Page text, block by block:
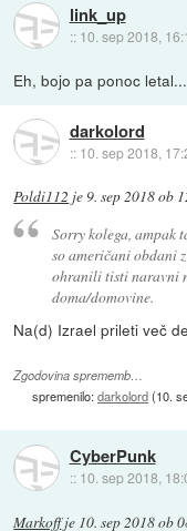
link_up
:: 10. sep 2018,
Eh, bojo pa ponoc letal...
darkolord
:: 10. sep 2018,
Poldi112 je9. sep 2018 ob
Sorry kolega, ampak
so američani obdani
ohranili tisti naravni
doma/domovine.
Na(d) Izrael prileti več
Zgodovina sprememb…
spremenilo:darkolord(10.
CyberPunk
:: 10. sep 2018,
Markoffje 10. sep 2018 ob